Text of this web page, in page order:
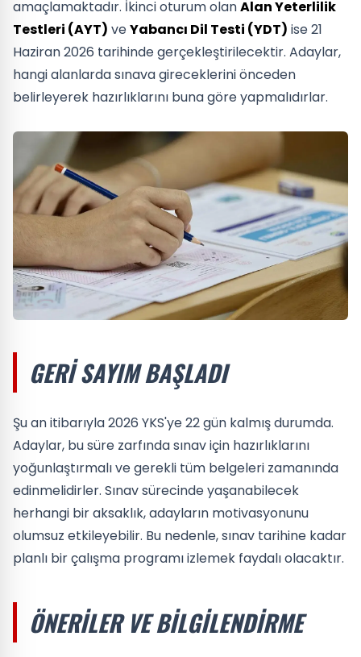
amaçlamaktadır. İkinci oturum olanAlan Yeterlilik
Testleri (AYT) veYabancı Dil Testi (YDT) ise 21
Haziran 2026 tarihinde gerçekleştirilecektir. Adaylar,
hangi alanlarda sınava gireceklerini önceden
belirleyerek hazırlıklarını buna göre yapmalıdırlar.
GERI SAYIM BAŞLADI
Şu an itibarıyla 2026 YKS'ye 22 gün kalmış durumda.
Adaylar, bu süre zarfında sınav için hazırlıklarını
yoğunlaştırmalı ve gerekli tüm belgeleri zamanında
edinmelidirler. Sınav sürecinde yaşanabilecek
herhangi bir aksaklık, adayların motivasyonunu
olumsuz etkileyebilir. Bu nedenle, sınav tarihine kadar
planlı bir çalışma programı izlemek faydalı olacaktır.
ÖNERILER VE BILGILENDIRME